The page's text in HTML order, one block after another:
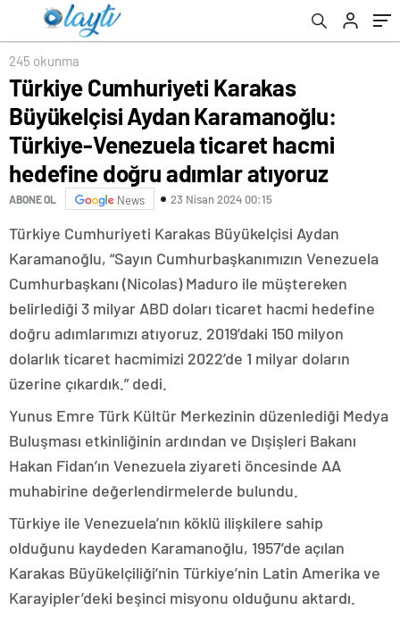
ticaret hacmi hedefine doğru adımlar
atıyoruz
245 okunma
Türkiye Cumhuriyeti Karakas
Büyükelçisi Aydan Karamanoğlu:
Türkiye-Venezuela ticaret hacmi
hedefine doğru adımlar atıyoruz
ABONE OL News 23 Nisan 2024 00:15
Türkiye Cumhuriyeti Karakas Büyükelçisi Aydan
Karamanoğlu, “Sayın Cumhurbaşkanımızın Venezuela
Cumhurbaşkanı (Nicolas) Maduro ile müştereken
belirlediği 3 milyar ABD doları ticaret hacmi hedefine
doğru adımlarımızı atıyoruz. 2019’daki 150 milyon
dolarlık ticaret hacmimizi 2022’de 1 milyar doların
üzerine çıkardık.” dedi.
Yunus Emre Türk Kültür Merkezinin düzenlediği Medya
Buluşması etkinliğinin ardından ve Dışişleri Bakanı
Hakan Fidan’ın Venezuela ziyareti öncesinde AA
muhabirine değerlendirmelerde bulundu.
Türkiye ile Venezuela’nın köklü ilişkilere sahip
olduğunu kaydeden Karamanoğlu, 1957’de açılan
Karakas Büyükelçiliği’nin Türkiye’nin Latin Amerika ve
Karayipler’deki beşinci misyonu olduğunu aktardı.